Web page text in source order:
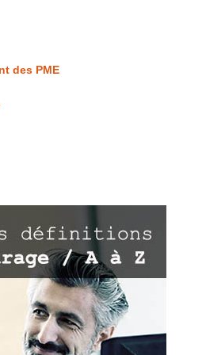
des PME